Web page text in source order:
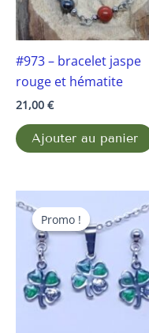
#973 – bracelet jaspe
rouge et hématite
21,00 €
Ajouter au panier
Promo !
Promo !
prix
initial
était :
27,00 €.
actuel
est :
25,00 €.